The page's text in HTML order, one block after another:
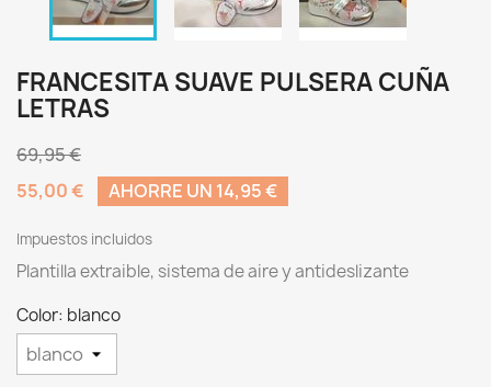
FRANCESITA SUAVE PULSERA CUÑA
LETRAS
69,95 €
55,00 €
AHORRE UN 14,95 €
Impuestos incluidos
Plantilla extraible, sistema de aire y antideslizante
Color: blanco